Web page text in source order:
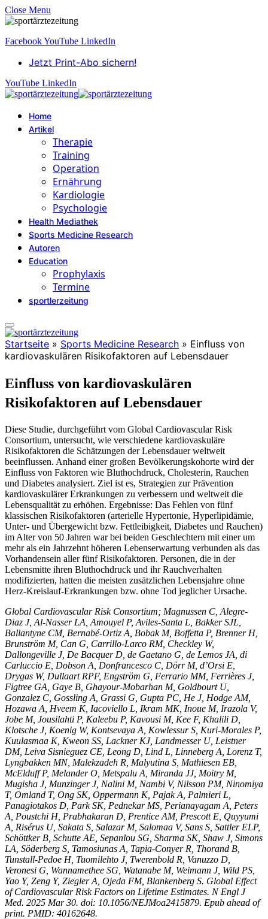
Close Menu
FacebookYouTube LinkedIn
Jetzt Print-Abo sichern!
YouTube LinkedIn
Home
Artikel
Therapie
Training
Operation
Ernährung
Kardiologie
Psychologie
Health Mediathek
Sports Medicine Research
Autoren
Education
Prophylaxis
Termine
sportlerzeitung
Startseite » Sports Medicine Research » Einfluss von
kardiovaskulären Risikofaktoren auf Lebensdauer
Einfluss von kardiovaskulären
Risikofaktoren auf Lebensdauer
Diese Studie, durchgeführt vom Global Cardiovascular Risk
Consortium, untersucht, wie verschiedene kardiovaskuläre
Risikofaktoren die Schätzungen der Lebensdauer weltweit
beeinflussen. Anhand einer großen Bevölkerungskohorte wird der
Einfluss von Faktoren wie Bluthochdruck, Cholesterin, Rauchen
und Diabetes analysiert. Ziel ist es, Strategien zur Prävention
kardiovaskulärer Erkrankungen zu verbessern und weltweit die
Lebensqualität zu erhöhen. Ergebnisse: Das Fehlen von fünf
klassischen Risikofaktoren (arterielle Hypertonie, Hyperlipidämie,
Unter- und Übergewicht bzw. Fettleibigkeit, Diabetes und Rauchen)
im Alter von 50 Jahren war bei beiden Geschlechtern mit einer um
mehr als ein Jahrzehnt höheren Lebenserwartung verbunden als das
Vorhandensein aller fünf Risikofaktoren. Personen, die in der
Lebensmitte ihren Bluthochdruck und ihr Rauchverhalten
modifizierten, hatten die meisten zusätzlichen Lebensjahre ohne
Herz-Kreislauf-Erkrankungen bzw. ohne Tod jeglicher Ursache.
Global Cardiovascular Risk Consortium; Magnussen C, Alegre-
Diaz J, Al-Nasser LA, Amouyel P, Aviles-Santa L, Bakker SJL,
Ballantyne CM, Bernabé-Ortiz A, Bobak M, Boffetta P, Brenner H,
Brunström M, Can G, Carrillo-Larco RM, Checkley W,
Dallongeville J, De Bacquer D, de Gaetano G, de Lemos JA, di
Carluccio E, Dobson A, Donfrancesco C, Dörr M, d’Orsi E,
Drygas W, Dullaart RPF, Engström G, Ferrario MM, Ferrières J,
Figtree GA, Gaye B, Ghayour-Mobarhan M, Goldbourt U,
Gonzalez C, Gossling A, Grassi G, Gupta PC, He J, Hodge AM,
Hozawa A, Hveem K, Iacoviello L, Ikram MK, Inoue M, Irazola V,
Jobe M, Jousilahti P, Kaleebu P, Kavousi M, Kee F, Khalili D,
Klotsche J, Koenig W, Kontsevaya A, Kowlessur S, Kuri-Morales P,
Kuulasmaa K, Kweon SS, Lackner KJ, Landmesser U, Leistner
DM, Leiva Sisnieguez CE, Leong D, Lind L, Linneberg A, Lorenz T,
Lyngbakken MN, Malekzadeh R, Malyutina S, Mathiesen EB,
McElduff P, Melander O, Metspalu A, Miranda JJ, Moitry M,
Mugisha J, Munzinger J, Nalini M, Nambi V, Nilsson PM, Ninomiya
T, Omland T, Ong SK, Oppermann K, Pajak A, Palmieri L,
Panagiotakos D, Park SK, Pednekar MS, Perianayagam A, Peters
A, Poustchi H, Prabhakaran D, Prentice AM, Prescott E, Quyyumi
A, Risérus U, Sakata S, Salazar M, Salomaa V, Sans S, Sattler ELP,
Schöttker B, Schutte AE, Sepanlou SG, Sharma SK, Shaw J, Simons
LA, Söderberg S, Tamosiunas A, Tapia-Conyer R, Thorand B,
Tunstall-Pedoe H, Tuomilehto J, Twerenbold R, Vanuzzo D,
Veronesi G, Wannamethee SG, Watanabe M, Weimann J, Wild PS,
Yao Y, Zeng Y, Ziegler A, Ojeda FM, Blankenberg S. Global Effect
of Cardiovascular Risk Factors on Lifetime Estimates. N Engl J
Med. 2025 Mar 30. doi: 10.1056/NEJMoa2415879. Epub ahead of
print. PMID: 40162648.